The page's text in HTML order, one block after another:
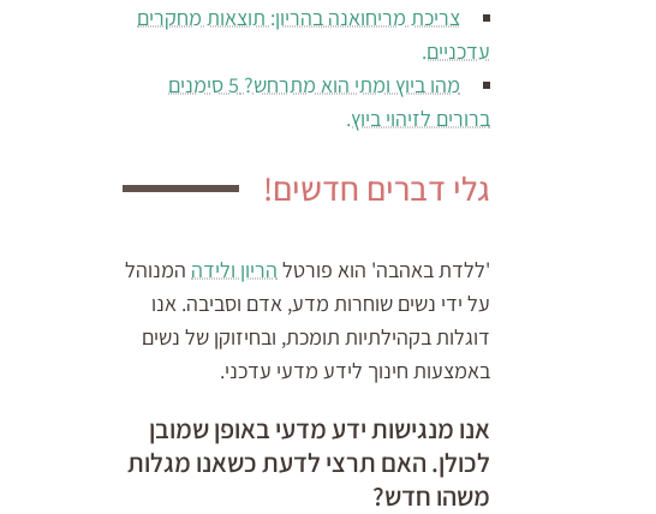
צריכת מריחואנה בהריון: תוצאות מחקרים
עדכניים.
מהו ביוץ ומתי הוא מתרחש? 5 סימנים
ברורים לזיהוי ביוץ.
גלי דברים חדשים!
'ללדת באהבה' הוא פורטל הריון ולידה המנוהל
על ידי נשים שוחרות מדע, אדם וסביבה. אנו
דוגלות בקהילתיות תומכת, ובחיזוקן של נשים
באמצעות חינוך לידע מדעי עדכני.
אנו מנגישות ידע מדעי באופן שמובן
לכולן. האם תרצי לדעת כשאנו מגלות
משהו חדש?